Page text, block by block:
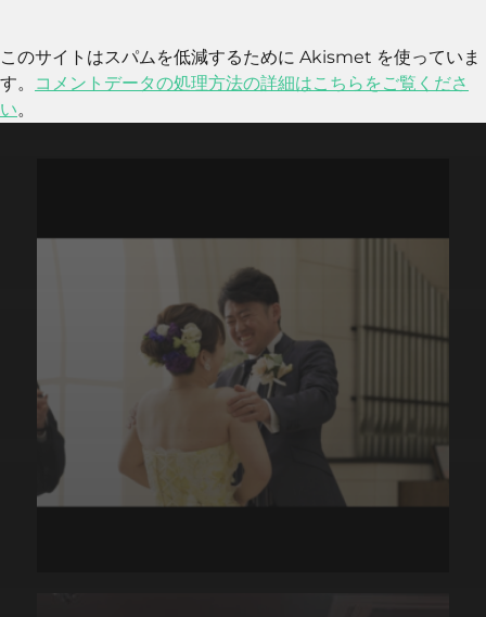
このサイトはスパムを低減するために Akismet を使っていま
す。
コメントデータの処理方法の詳細はこちらをご覧くださ
い。